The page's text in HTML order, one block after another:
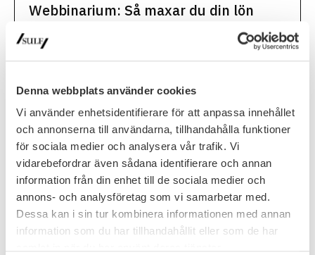
Denna webbplats använder cookies
Vi använder enhetsidentifierare för att anpassa innehållet
och annonserna till användarna, tillhandahålla funktioner
för sociala medier och analysera vår trafik. Vi
vidarebefordrar även sådana identifierare och annan
information från din enhet till de sociala medier och
annons- och analysföretag som vi samarbetar med.
Dessa kan i sin tur kombinera informationen med annan
information som du har tillhandahållit eller som de har
Webbinarium: Så maxar du din lön
Välkommen till webbinariet ”Så maxar du din lön! Tips inför,
under och efter ditt lönesamtal.” SULF:s ombudsmän
Mikael Brisslert och Malin Engström delar med sig av sina
här för att …
Läs mer
16
SEP
Digitalt
Akademikerveckan – webbinarium: Är
du redo för framtidens arbetsliv?